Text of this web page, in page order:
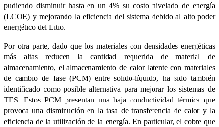
pudiendo disminuir hasta en un 4% su costo nivelado de energía
(LCOE) y mejorando la eficiencia del sistema debido al alto poder
energético del Litio.
Por otra parte, dado que los materiales con densidades energéticas
más altas reducen la cantidad requerida de material de
almacenamiento, el almacenamiento de calor latente con materiales
de cambio de fase (PCM) entre solido-líquido, ha sido también
identificado como posible alternativa para mejorar los sistemas de
TES. Estos PCM presentan una baja conductividad térmica que
provoca una disminución en la tasa de transferencia de calor y la
eficiencia de la utilización de la energía. En particular, el cobre que